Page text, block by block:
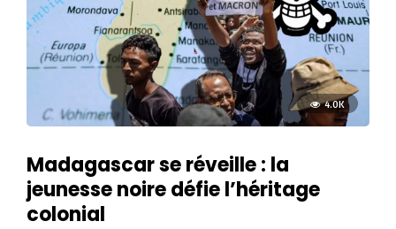
4.0K
Madagascar se réveille : la
jeunesse noire défie l’héritage
colonial